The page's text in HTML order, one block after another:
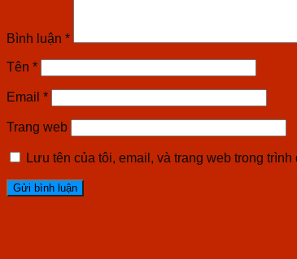
Bình luận *
Tên *
Email *
Trang web
Lưu tên của tôi, email, và trang web trong